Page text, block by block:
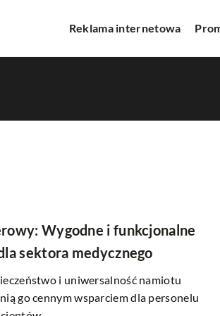
Reklama internetowa
Wygodne i funkcjonalne
sektora medycznego
i uniwersalność namiotu
go cennym wsparciem dla personelu